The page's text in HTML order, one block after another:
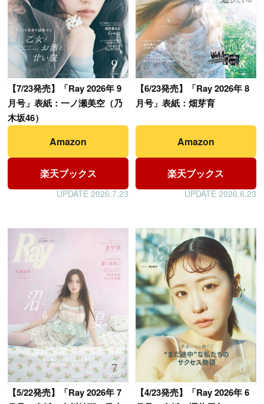
【7/23発売】「Ray 2026年 9
月号」表紙：一ノ瀬美空（乃
木坂46）
Amazon
楽天ブックス
UPDATE 2026.7.23
【6/23発売】「Ray 2026年 8
月号」表紙：畑芽育
Amazon
楽天ブックス
UPDATE 2026.6.23
【5/22発売】「Ray 2026年 7
【4/23発売】「Ray 2026年 6